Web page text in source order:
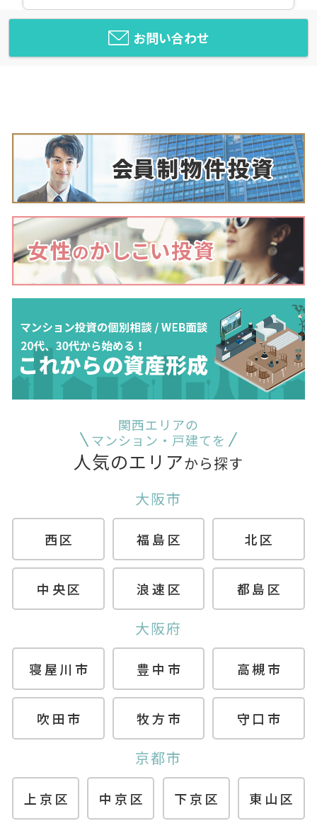
お問い合わせ
関西エリアの
マンション・戸建てを
人気のエリアから探す
大阪市
西区 福島区 北区
中央区 浪速区 都島区
大阪府
寝屋川市 豊中市 高槻市
吹田市 牧方市 守口市
京都市
上京区 中京区 下京区 東山区